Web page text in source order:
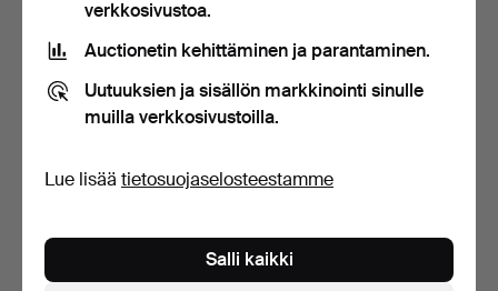
Kuvaus
Puuveistetty sisustus ja pastelli, kullattu ja tumma
sokkeli, bleu turquin kiekko, korkeus 79,83 x 40 cm.
verkkosivustoa.
Auctionetin kehittäminen ja parantaminen.
Uutuuksien ja sisällön markkinointi sinulle
muilla verkkosivustoilla.
Lue lisää tietosuojaselosteestamme
Salli kaikki